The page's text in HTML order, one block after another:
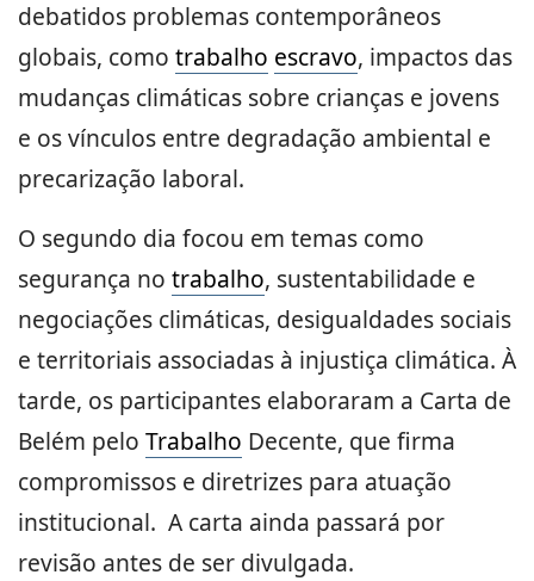
debatidos problemas contemporâneos
globais, como trabalho escravo, impactos das
mudanças climáticas sobre crianças e jovens
e os vínculos entre degradação ambiental e
precarização laboral.
O segundo dia focou em temas como
segurança no trabalho, sustentabilidade e
negociações climáticas, desigualdades sociais
e territoriais associadas à injustiça climática. À
tarde, os participantes elaboraram a Carta de
Belém pelo Trabalho Decente, que firma
compromissos e diretrizes para atuação
institucional. A carta ainda passará por
revisão antes de ser divulgada.